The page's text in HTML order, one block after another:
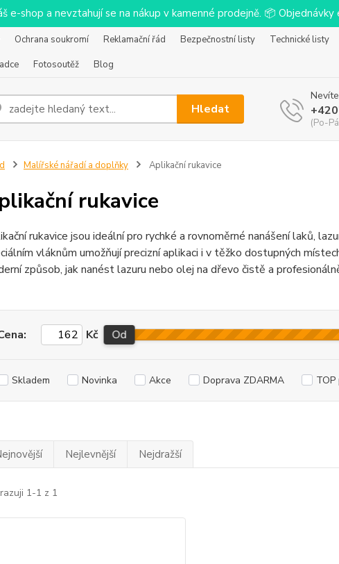
e-shop a nevztahují se na nákup v kamenné prodejně. 📦
Ochrana soukromí Reklamační řád Bezpečnostní listy Technické listy
Fotosoutěž Blog
Hledat
(Po-
Malířské nářadí a doplňky Aplikační rukavice
rukavice
rukavice jsou ideální pro rychké a rovnoměrné nanášení laků,
vláknům umožňují precizní aplikaci i v těžko dostupných
způsob, jak nanést lazuru nebo olej na dřevo čistě a
Kč Od
Skladem Novinka Akce Doprava ZDARMA
Nejlevnější Nejdražší
1-1 z 1